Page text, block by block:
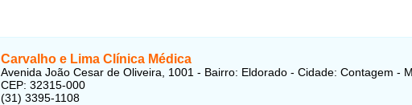
Carvalho e Lima Clínica Médica
Avenida João Cesar de Oliveira, 1001 - Bairro: Eldorado - Cidade: Contagem -
CEP: 32315-000
(31) 3395-1108